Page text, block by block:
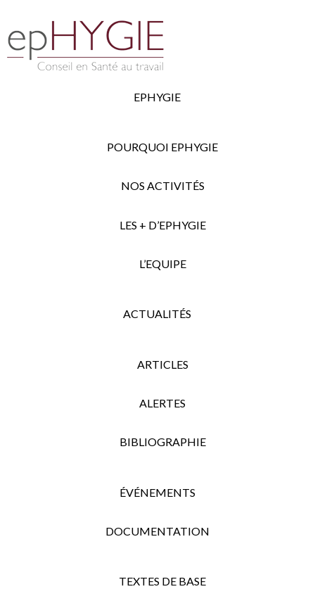
EPHYGIE
POURQUOI EPHYGIE
NOS ACTIVITÉS
LES + D’EPHYGIE
L’EQUIPE
ACTUALITÉS
ARTICLES
ALERTES
BIBLIOGRAPHIE
ÉVÉNEMENTS
DOCUMENTATION
TEXTES DE BASE